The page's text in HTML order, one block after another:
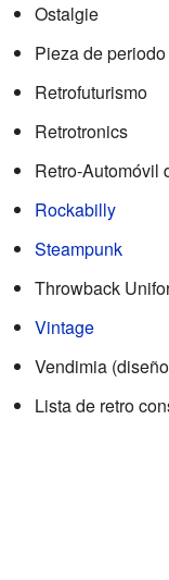
Ostalgie
Pieza de periodo
Retrofuturismo
Retrotronics
Retro-Automóvil
Rockabilly
Steampunk
Throwback
Vintage
Vendimia
Lista de retro